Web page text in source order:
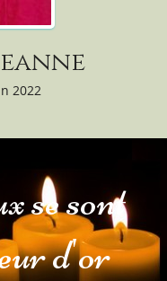
2022
se sont
d'or